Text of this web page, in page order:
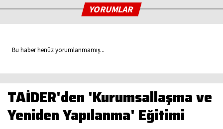
YORUMLAR
Bu haber henüz yorumlanmamış...
TAİDER'den 'Kurumsallaşma ve
Yeniden Yapılanma' Eğitimi